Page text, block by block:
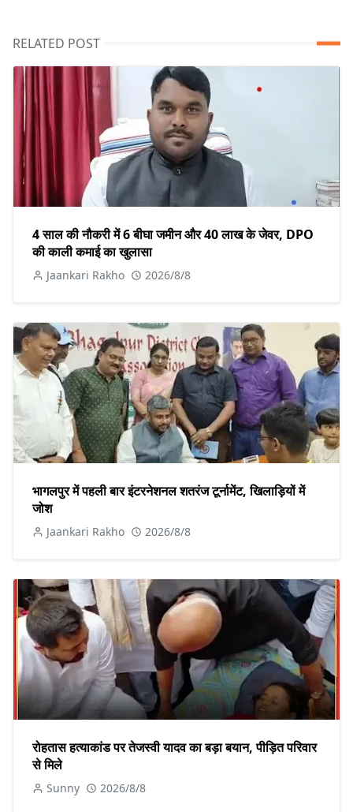
RELATED POST
4 साल की नौकरी में 6 बीघा जमीन और 40 लाख के जेवर, DPO
की काली कमाई का खुलासा
Jaankari Rakho 2026/8/8
भागलपुर में पहली बार इंटरनेशनल शतरंज टूर्नामेंट, खिलाड़ियों में
जोश
Jaankari Rakho 2026/8/8
रोहतास हत्याकांड पर तेजस्वी यादव का बड़ा बयान, पीड़ित परिवार
से मिले
Sunny 2026/8/8